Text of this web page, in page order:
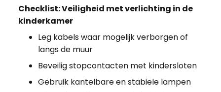
Checklist: Veiligheid met verlichting in de
kinderkamer
Leg kabels waar mogelijk verborgen of
langs de muur
Beveilig stopcontacten met kindersloten
Gebruik kantelbare en stabiele lampen